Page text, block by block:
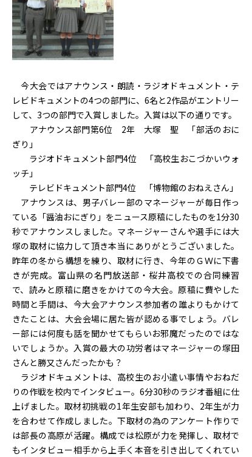
今大会ではアナウンス・朗読・ラジオドキュメント・テ
レビドキュメントの4つの部門に、6名と2作品がエントリー
して、3つの部門で入賞しました。入賞は以下の通りです。
アナウンス部門第6位 2年 大塚 聖 「部活のおに
ぎり」
ラジオドキュメント部門4位 「高校生おこづかいウォ
ッチ」
テレビドキュメント部門4位 「博物館のおねえさん」
アナウンスは、男子バレー部のマネージャーが毎日作っ
ている「醤油おにぎり」をニュース原稿にしたものを1分30
秒でアナウンスしました。マネージャーさんや選手には大
塚の取材に協力して頂き本当にありがとうございました。
昨年の冬から構想を練り、取材に行き、今年のＧＷに下書
きが完成。富山県の名門放送部・桜井高校での合同練習
で、読みと原稿に磨きをかけての今大会。原稿に費やした
時間と手間は、今大会アナウンス参加者の誰よりもかけて
きたことは、大会会場に居た皆が認める事でしょう。バレ
ー部には何度も話を聞かせてもらいお邪魔だったのではな
いでしょうか。入賞の最大の功労者はマネージャーの塚田
さんと勝又さんだったかも？
ラジオドキュメントは、高校生のお小遣い事情やおねだ
りの作戦を校内でインタビュー。6分30秒のラジオ番組に仕
上げました。取材初挑戦の1年生安部も加わり、2年生が力
を合わせて作成しました。下取材の為のアンケート作りで
は部長の高原が活躍。構成では松原が力を発揮し、取材で
もインタビュー相手から上手く本音を引き出してくれてい